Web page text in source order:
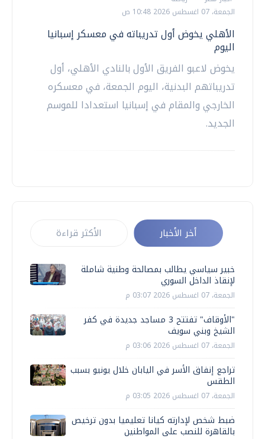
الجمعة، 07 اغسطس 2026 10:48 ص
الأهلي يخوض أول تدريباته في معسكر إسبانيا
اليوم
يخوض لاعبو الفريق الأول بالنادي الأهلي، أول
تدريباتهم البدنية، اليوم الجمعة، في معسكره
الخارجي والمقام في إسبانيا استعدادا للموسم
الجديد.
أخر الأخبار الأكثر قراءة
خبير سياسي يطالب بمصالحة وطنية شاملة
لإنقاذ الداخل السوري
الجمعة، 07 اغسطس 2026 03:07 م
"الأوقاف" تفتتح 3 مساجد جديدة في كفر
الشيخ وبني سويف
الجمعة، 07 اغسطس 2026 03:06 م
تراجع إنفاق الأسر في اليابان خلال يونيو بسبب
الطقس
الجمعة، 07 اغسطس 2026 03:05 م
ضبط شخص لإدارته كيانا تعليميا بدون ترخيص
بالقاهرة للنصب على المواطنين